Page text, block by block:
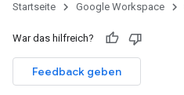
Startseite Google Workspace
War das hilfreich?
Feedback geben